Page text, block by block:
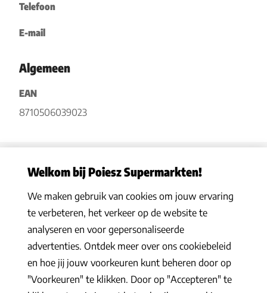
Telefoon
E-mail
Algemeen
EAN
8710506039023
Privacy statement|Algemene voorwaarden |Hoe werkt het |
Veelgestelde vragen|Cookies
© 2026 Poiesz Supermarkten B.V. Alle rechten voorbehouden
Welkom bij Poiesz Supermarkten!
We maken gebruik van cookies om jouw ervaring
te verbeteren, het verkeer op de website te
analyseren en voor gepersonaliseerde
advertenties. Ontdek meer over ons cookiebeleid
en hoe jij jouw voorkeuren kunt beheren door op
"Voorkeuren" te klikken. Door op "Accepteren" te